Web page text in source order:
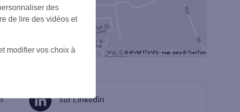
sur Linkedin
des
de lire des vidéos et
modifier vos choix à